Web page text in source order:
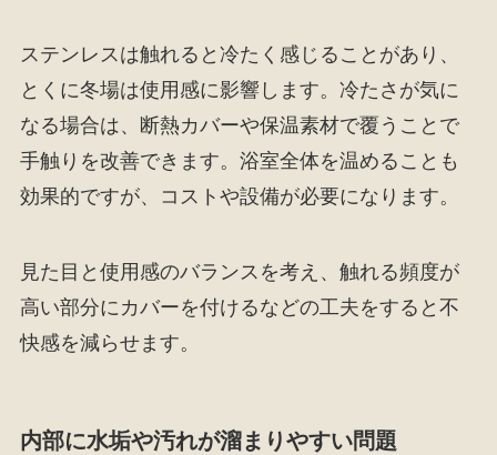
ステンレスは触れると冷たく感じることがあり、
とくに冬場は使用感に影響します。冷たさが気に
なる場合は、断熱カバーや保温素材で覆うことで
手触りを改善できます。浴室全体を温めることも
効果的ですが、コストや設備が必要になります。
見た目と使用感のバランスを考え、触れる頻度が
高い部分にカバーを付けるなどの工夫をすると不
快感を減らせます。
内部に水垢や汚れが溜まりやすい問題